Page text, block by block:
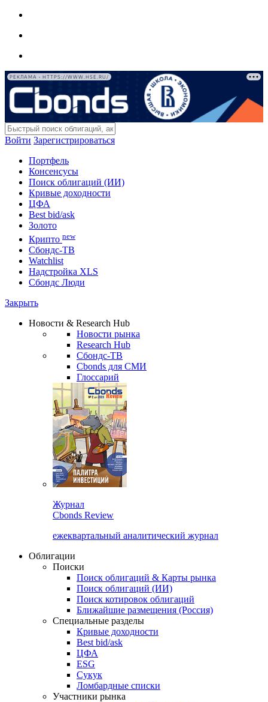
РЕКЛАМА • HTTPS://WWW.HSE.RU/
Войти Зарегистрироваться
Портфель
Консенсусы
Поиск облигаций (ИИ)
Кривые доходности
ЦФА
Best bid/ask
Золото
Крипто new
Сбондс-ТВ
Watchlist
Надстройка XLS
Сбондс Люди
Закрыть
Новости & Research Hub
Новости рынка
Research Hub
Сбондс-ТВ
Cbonds для СМИ
Глоссарий
Журнал
Cbonds Review
ежеквартальный аналитический журнал
Облигации
Поиски
Поиск облигаций & Карты рынка
Поиск облигаций (ИИ)
Поиск котировок облигаций
Ближайшие размещения (Россия)
Специальные разделы
Кривые доходности
Best bid/ask
ЦФА
ESG
Сукук
Ломбардные списки
Участники рынка